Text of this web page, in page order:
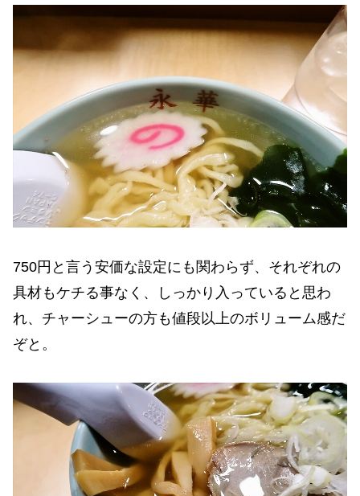
750円と言う安価な設定にも関わらず、それぞれの
具材もケチる事なく、しっかり入っていると思わ
れ、チャーシューの方も値段以上のボリューム感だ
ぞと。